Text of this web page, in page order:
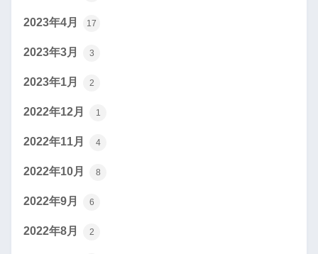
2023年4月 17
2023年3月 3
2023年1月 2
2022年12月 1
2022年11月 4
2022年10月 8
2022年9月 6
2022年8月 2